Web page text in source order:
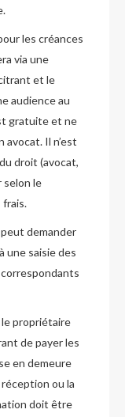
les créances
via une
et le
audience au
gratuite et ne
Il n’est
droit (avocat,
selon le
frais.
demander
une saisie des
propriétaire
de payer les
en demeure
ou la
doit être